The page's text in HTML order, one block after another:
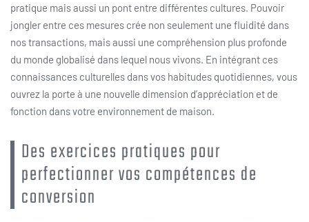
pratique mais aussi un pont entre différentes cultures. Pouvoir
jongler entre ces mesures crée non seulement une fluidité dans
nos transactions, mais aussi une compréhension plus profonde
du monde globalisé dans lequel nous vivons. En intégrant ces
connaissances culturelles dans vos habitudes quotidiennes, vous
ouvrez la porte à une nouvelle dimension d’appréciation et de
fonction dans votre environnement de maison.
Des exercices pratiques pour
perfectionner vos compétences de
conversion